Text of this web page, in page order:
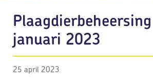
januari 2023
25 april 2023